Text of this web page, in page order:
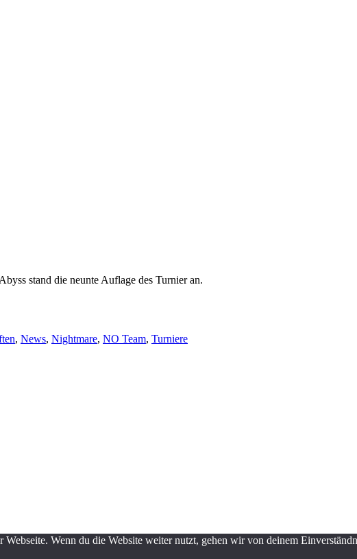
stand die neunte Auflage des Turnier an.
, News, Nightmare, NO Team, Turniere
Wenn du die Website weiter nutzt, gehen wir von deinem